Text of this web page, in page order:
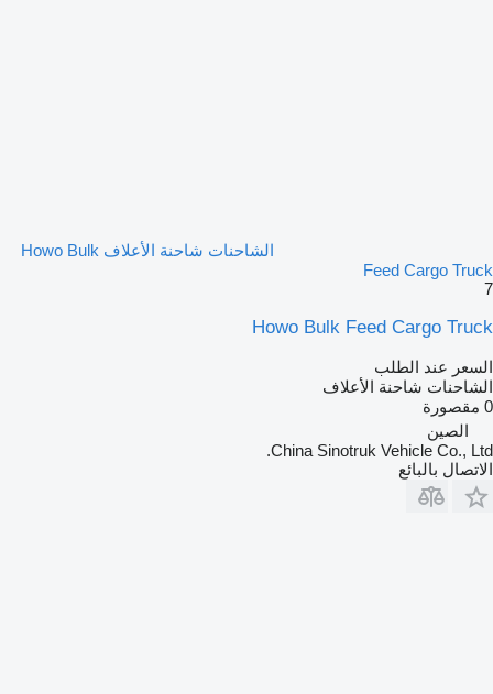
الشاحنات شاحنة الأعلاف Howo Bulk
Feed Cargo Truck
7
Howo Bulk Feed Cargo Truck
السعر عند الطلب
الشاحنات شاحنة الأعلاف
0 مقصورة
الصين
China Sinotruk Vehicle Co., Ltd.
الاتصال بالبائع